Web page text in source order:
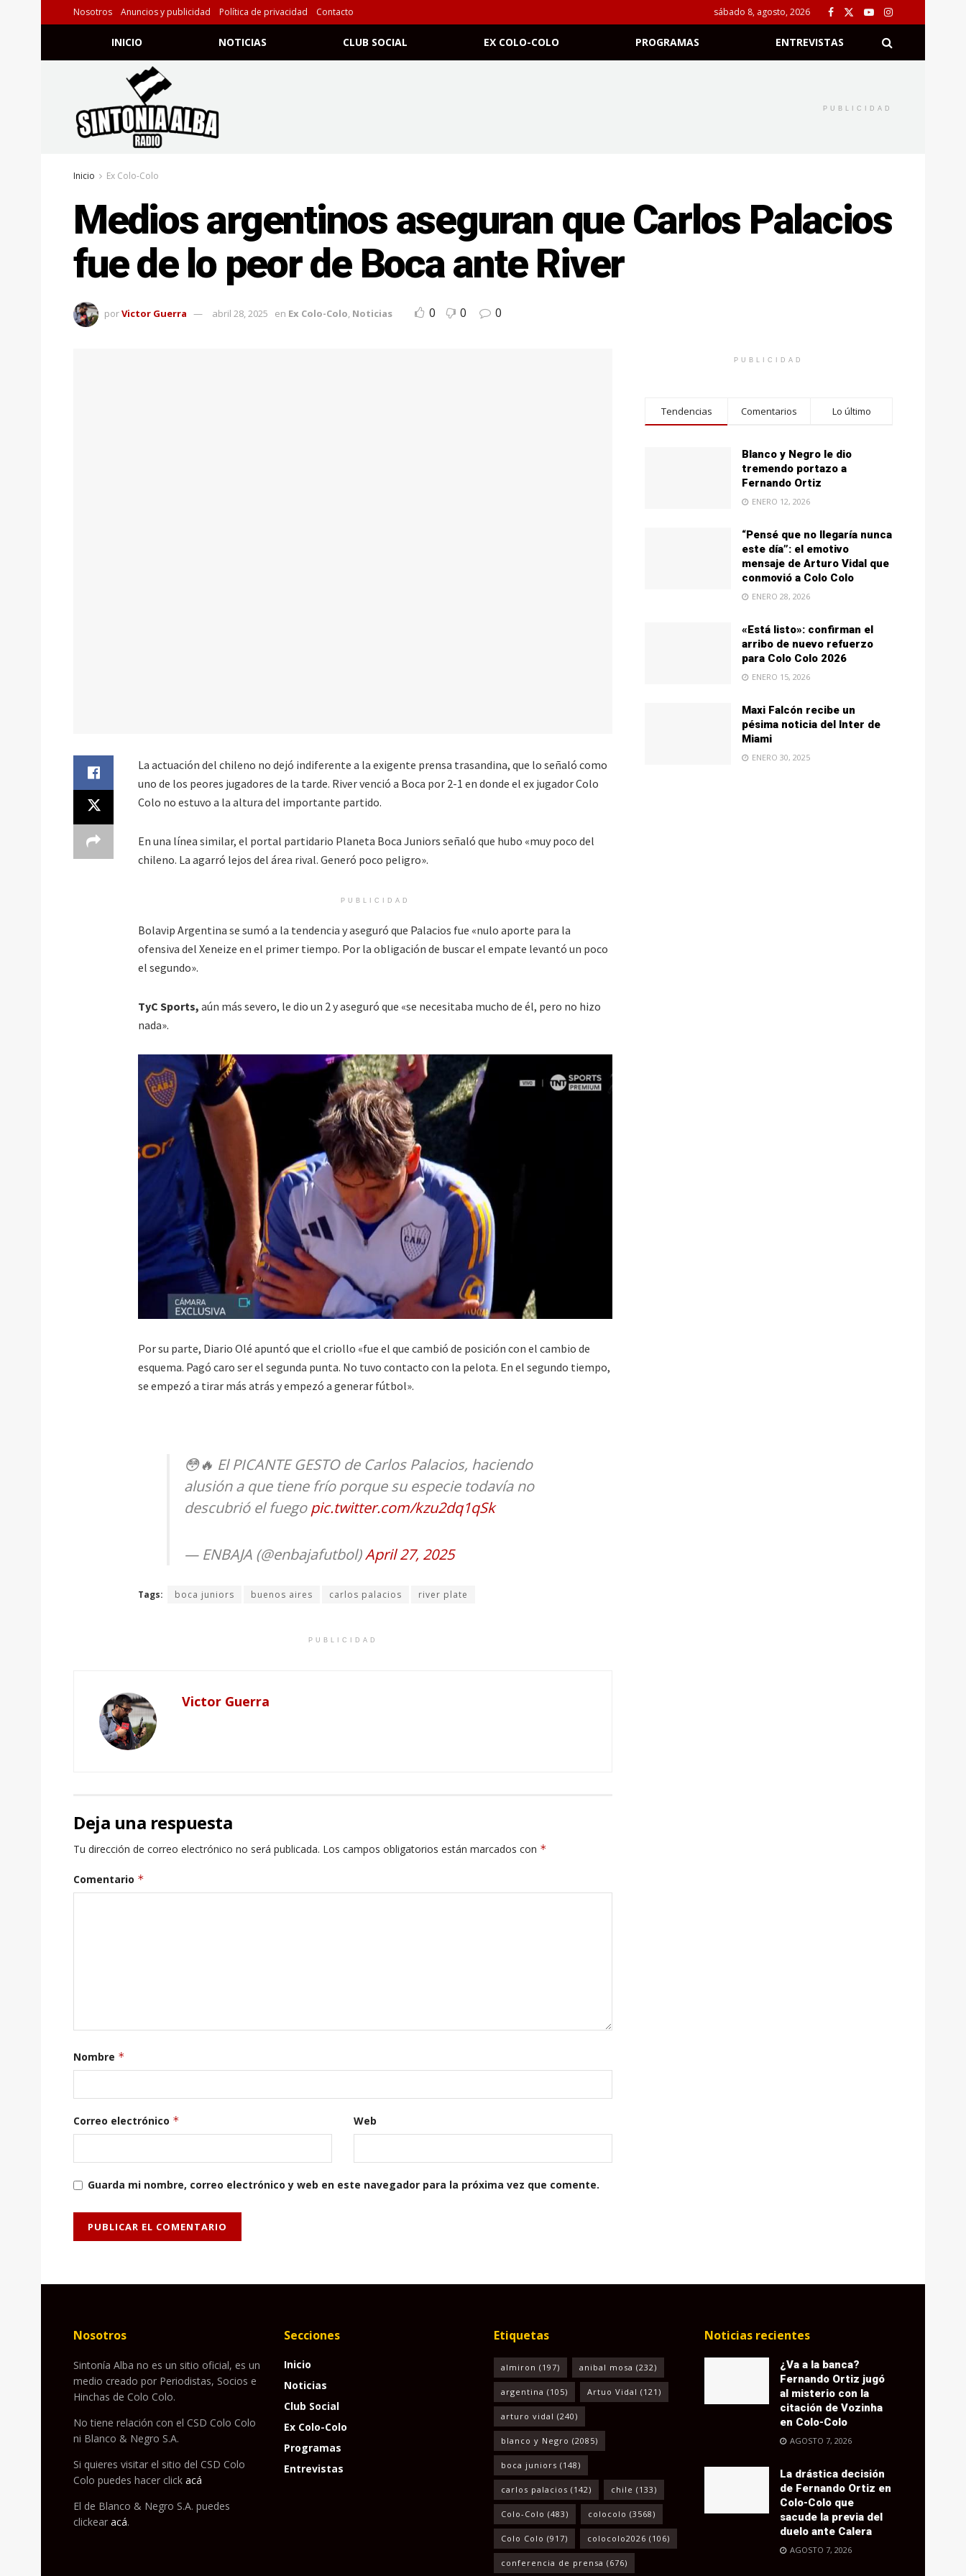
Nosotros Anuncios y publicidad Política de privacidad Contacto sábado 8, agosto, 2026
INICIO NOTICIAS CLUB SOCIAL EX COLO-COLO PROGRAMAS ENTREVISTAS
PUBLICIDAD
Inicio Ex Colo-Colo
Medios argentinos aseguran que Carlos Palacios
fue de lo peor de Boca ante River
porVictor Guerra abril 28, 2025 en Ex Colo-Colo, Noticias 0 0 0
La actuación del chileno no dejó indiferente a la exigente prensa trasandina, que lo señaló como
uno de los peores jugadores de la tarde. River venció a Boca por 2-1 en donde el ex jugador Colo
Colo no estuvo a la altura del importante partido.
En una línea similar, el portal partidario Planeta Boca Juniors señaló que hubo «muy poco del
chileno. La agarró lejos del área rival. Generó poco peligro».
PUBLICIDAD
Bolavip Argentina se sumó a la tendencia y aseguró que Palacios fue «nulo aporte para la
ofensiva del Xeneize en el primer tiempo. Por la obligación de buscar el empate levantó un poco
el segundo».
TyC Sports, aún más severo, le dio un 2 y aseguró que «se necesitaba mucho de él, pero no hizo
nada».
Por su parte, Diario Olé apuntó que el criollo «fue el que cambió de posición con el cambio de
esquema. Pagó caro ser el segunda punta. No tuvo contacto con la pelota. En el segundo tiempo,
se empezó a tirar más atrás y empezó a generar fútbol».
😳🔥 El PICANTE GESTO de Carlos Palacios, haciendo
alusión a que tiene frío porque su especie todavía no
descubrió el fuegopic.twitter.com/kzu2dq1qSk
— ENBAJA (@enbajafutbol)April 27, 2025
Tags: boca juniors buenos aires carlos palacios river plate
PUBLICIDAD
Victor Guerra
Deja una respuesta
Tu dirección de correo electrónico no será publicada. Los campos obligatorios están marcados con *
Comentario *
Nombre *
Correo electrónico * Web
Guarda mi nombre, correo electrónico y web en este navegador para la próxima vez que comente.
PUBLICIDAD
Tendencias Comentarios Lo último
Blanco y Negro le dio
tremendo portazo a
Fernando Ortiz
ENERO 12, 2026
“Pensé que no llegaría nunca
este día”: el emotivo
mensaje de Arturo Vidal que
conmovió a Colo Colo
ENERO 28, 2026
«Está listo»: confirman el
arribo de nuevo refuerzo
para Colo Colo 2026
ENERO 15, 2026
Maxi Falcón recibe un
pésima noticia del Inter de
Miami
ENERO 30, 2025
Nosotros
Sintonía Alba no es un sitio oficial, es un
medio creado por Periodistas, Socios e
Hinchas de Colo Colo.
No tiene relación con el CSD Colo Colo
ni Blanco & Negro S.A.
Si quieres visitar el sitio del CSD Colo
Colo puedes hacer click acá
El de Blanco & Negro S.A. puedes
clickear acá.
Secciones
Inicio
Noticias
Club Social
Ex Colo-Colo
Programas
Entrevistas
Etiquetas
almiron (197) anibal mosa (232)
argentina (105) Artuo Vidal (121)
arturo vidal (240)
blanco y Negro (2085)
boca juniors (148)
carlos palacios (142) chile (133)
Colo-Colo (483) colocolo (3568)
Colo Colo (917) colocolo2026 (106)
conferencia de prensa (676)
Noticias recientes
¿Va a la banca?
Fernando Ortiz jugó
al misterio con la
citación de Vozinha
en Colo-Colo
AGOSTO 7, 2026
La drástica decisión
de Fernando Ortiz en
Colo-Colo que
sacude la previa del
duelo ante Calera
AGOSTO 7, 2026